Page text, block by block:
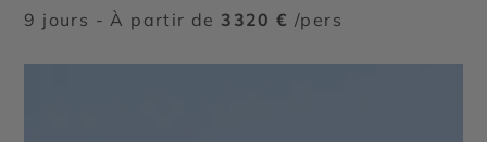
9 jours - À partir de 3320 € /pers